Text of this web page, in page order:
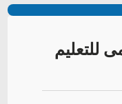
للتعليم